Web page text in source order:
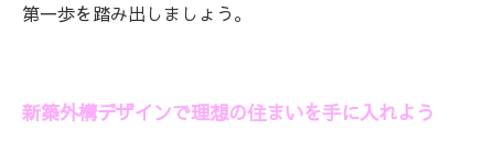
第一歩を踏み出しましょう。
新築外構デザインで理想の住まいを手に入れよう